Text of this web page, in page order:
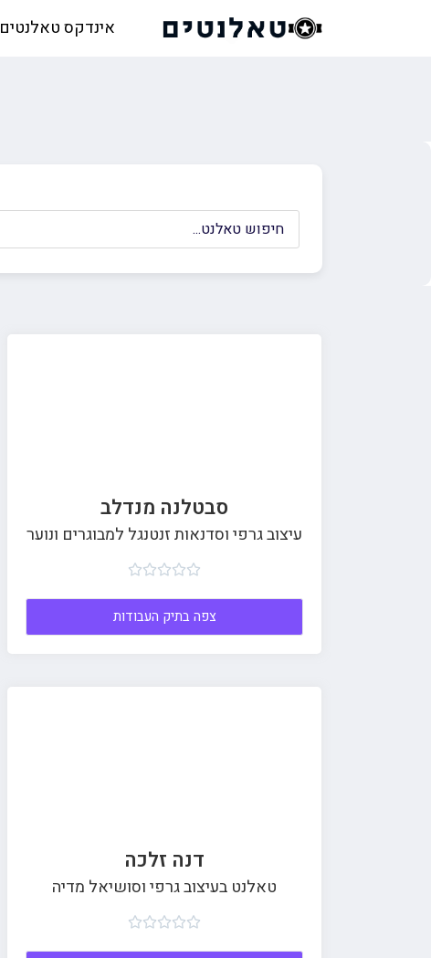
אינדקס טאלנטים
סבטלנה מנדלב
עיצוב גרפי וסדנאות זנטנגל למבוגרים ונוער





צפה בתיק העבודות
דנה זלכה
טאלנט בעיצוב גרפי וסושיאל מדיה




